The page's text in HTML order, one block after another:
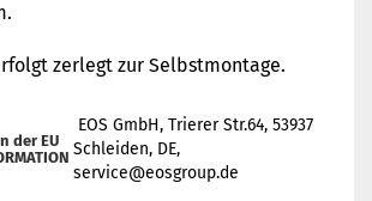
zerlegt zur Selbstmontage.
der EU
EOS GmbH, Trierer Str.64, 53937
Schleiden, DE,
service@eosgroup.de